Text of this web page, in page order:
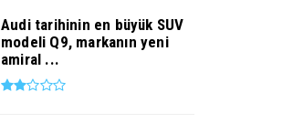
Audi tarihinin en büyük SUV
modeli Q9, markanın yeni
amiral ...